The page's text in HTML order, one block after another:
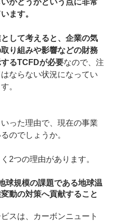
ます。
して考えると、企業の気
り組みや影響などの財務
るTCFDが必要なので、注
ならない状況になってい
。
いった理由で、現在の事業
のでしょうか。
2つの理由があります。
球規模の課題である地球温
動の対策へ貢献すること
スは、カーボンニュート